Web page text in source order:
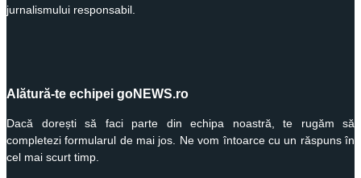
jurnalismului responsabil.
Alătură-te echipei goNEWS.ro
Dacă dorești să faci parte din echipa noastră, te rugăm să
completezi formularul de mai jos. Ne vom întoarce cu un răspuns în
cel mai scurt timp.